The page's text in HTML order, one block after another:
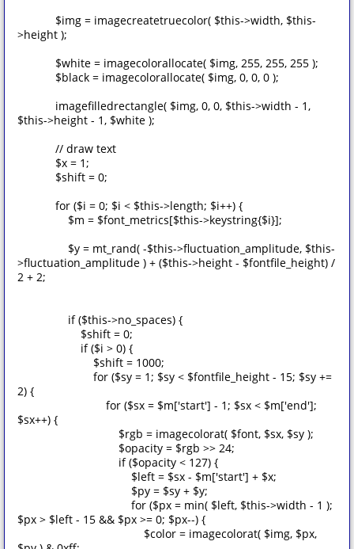
$img = imagecreatetruecolor( $this->width, $this-
>height );
$white = imagecolorallocate( $img, 255, 255, 255 );
$black = imagecolorallocate( $img, 0, 0, 0 );
imagefilledrectangle( $img, 0, 0, $this->width - 1,
$this->height - 1, $white );
// draw text
$x = 1;
$shift = 0;
for ($i = 0; $i < $this->length; $i++) {
$m = $font_metrics[$this->keystring{$i}];
$y = mt_rand( -$this->fluctuation_amplitude, $this-
>fluctuation_amplitude ) + ($this->height - $fontfile_height) /
2 + 2;
if ($this->no_spaces) {
$shift = 0;
if ($i > 0) {
$shift = 1000;
for ($sy = 1; $sy < $fontfile_height - 15; $sy +=
2) {
for ($sx = $m['start'] - 1; $sx < $m['end'];
$sx++) {
$rgb = imagecolorat( $font, $sx, $sy );
$opacity = $rgb >> 24;
if ($opacity < 127) {
$left = $sx - $m['start'] + $x;
$py = $sy + $y;
for ($px = min( $left, $this->width - 1 );
$px > $left - 15 && $px >= 0; $px--) {
$color = imagecolorat( $img, $px,